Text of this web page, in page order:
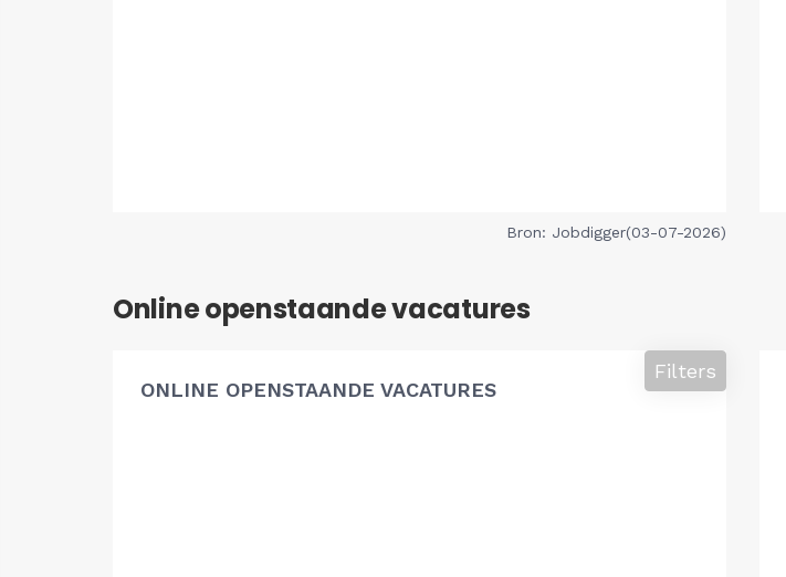
Bron: Jobdigger(03-07-2026)
Online openstaande vacatures
ONLINE OPENSTAANDE VACATURES
Filters